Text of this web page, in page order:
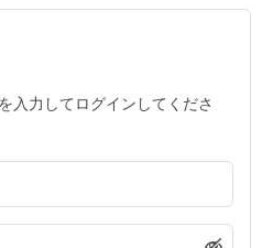
入力してログインしてくださ